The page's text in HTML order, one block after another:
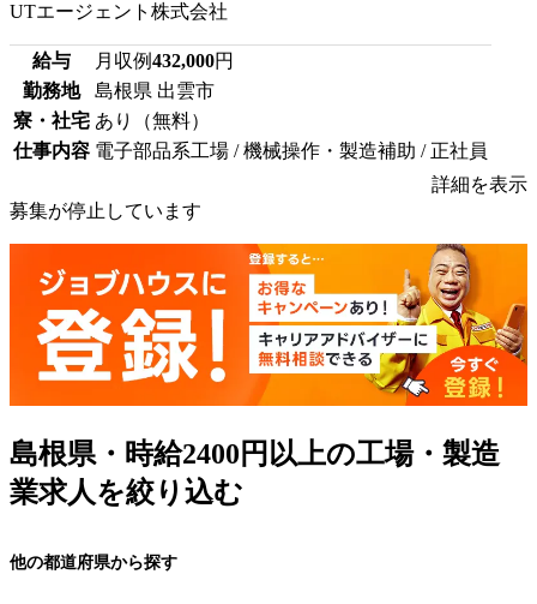
UTエージェント株式会社
給与 月収例432,000円
勤務地
島根県 出雲市
寮・社宅 あり（無料）
仕事内容 電子部品系工場 / 機械操作・製造補助 / 正社員
詳細を表示
募集が停止しています
島根県・時給2400円以上の工場・製造
業求人を絞り込む
他の都道府県から探す